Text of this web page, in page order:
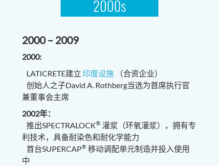
2000 – 2009
2000:
LATICRETE建立 印度设施（合资企业）
创始人之子David A. Rothberg当选为首席执行官
兼董事会主席
2002年：
推出SPECTRALOCK® 灌浆（环氧灌浆），拥有专
利技术，具备耐染色和耐化学能力
首台SUPERCAP® 移动调配单元制造并投入使用
中